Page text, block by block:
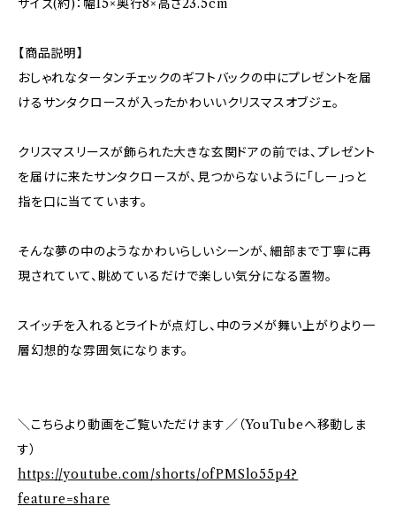
サイズ(約)：幅15×奥行8×高さ23.5cm
【商品説明】
おしゃれなタータンチェックのギフトバックの中にプレゼントを届
けるサンタクロースが入ったかわいいクリスマスオブジェ。
クリスマスリースが飾られた大きな玄関ドアの前では、プレゼント
を届けに来たサンタクロースが、見つからないように「しー」っと
指を口に当てています。
そんな夢の中のようなかわいらしいシーンが、細部まで丁寧に再
現されていて、眺めているだけで楽しい気分になる置物。
スイッチを入れるとライトが点灯し、中のラメが舞い上がりより一
層幻想的な雰囲気になります。
＼こちらより動画をご覧いただけます／（YouTubeへ移動しま
す）
https://youtube.com/shorts/ofPMSlo55p4?
feature=share